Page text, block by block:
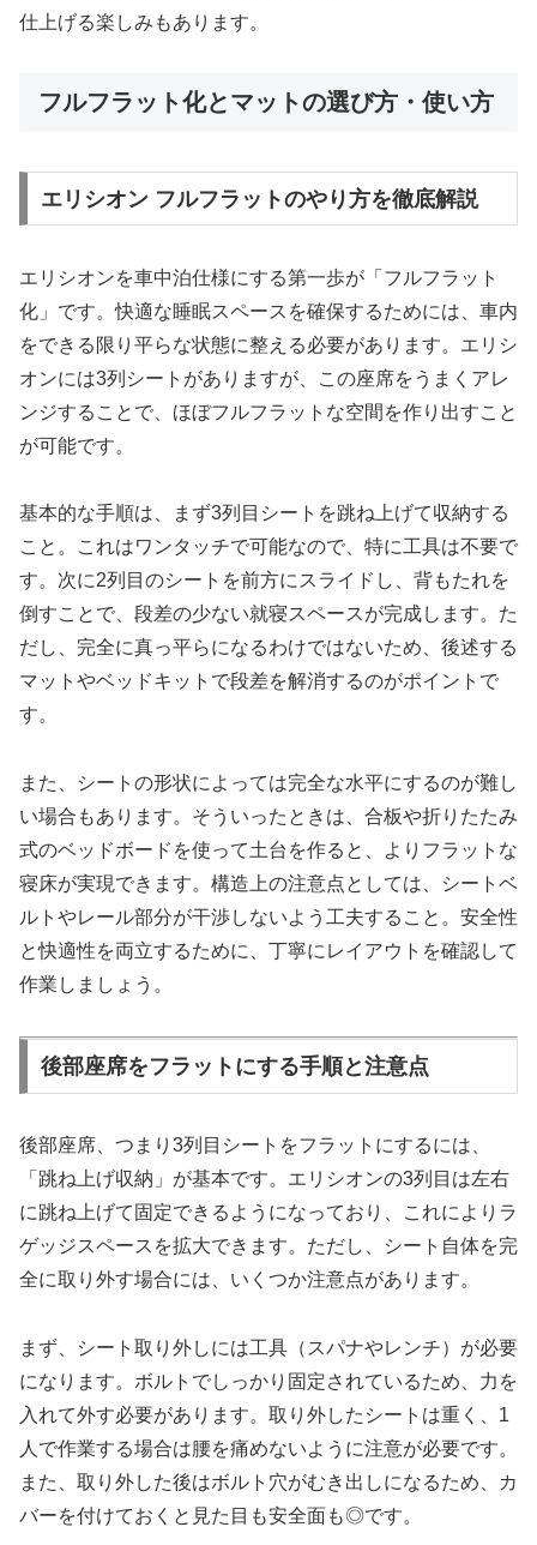
仕上げる楽しみもあります。
フルフラット化とマットの選び方・使い方
エリシオン フルフラットのやり方を徹底解説
エリシオンを車中泊仕様にする第一歩が「フルフラット
化」です。快適な睡眠スペースを確保するためには、車内
をできる限り平らな状態に整える必要があります。エリシ
オンには3列シートがありますが、この座席をうまくアレ
ンジすることで、ほぼフルフラットな空間を作り出すこと
が可能です。
基本的な手順は、まず3列目シートを跳ね上げて収納する
こと。これはワンタッチで可能なので、特に工具は不要で
す。次に2列目のシートを前方にスライドし、背もたれを
倒すことで、段差の少ない就寝スペースが完成します。た
だし、完全に真っ平らになるわけではないため、後述する
マットやベッドキットで段差を解消するのがポイントで
す。
また、シートの形状によっては完全な水平にするのが難し
い場合もあります。そういったときは、合板や折りたたみ
式のベッドボードを使って土台を作ると、よりフラットな
寝床が実現できます。構造上の注意点としては、シートベ
ルトやレール部分が干渉しないよう工夫すること。安全性
と快適性を両立するために、丁寧にレイアウトを確認して
作業しましょう。
後部座席をフラットにする手順と注意点
後部座席、つまり3列目シートをフラットにするには、
「跳ね上げ収納」が基本です。エリシオンの3列目は左右
に跳ね上げて固定できるようになっており、これによりラ
ゲッジスペースを拡大できます。ただし、シート自体を完
全に取り外す場合には、いくつか注意点があります。
まず、シート取り外しには工具（スパナやレンチ）が必要
になります。ボルトでしっかり固定されているため、力を
入れて外す必要があります。取り外したシートは重く、1
人で作業する場合は腰を痛めないように注意が必要です。
また、取り外した後はボルト穴がむき出しになるため、カ
バーを付けておくと見た目も安全面も◎です。